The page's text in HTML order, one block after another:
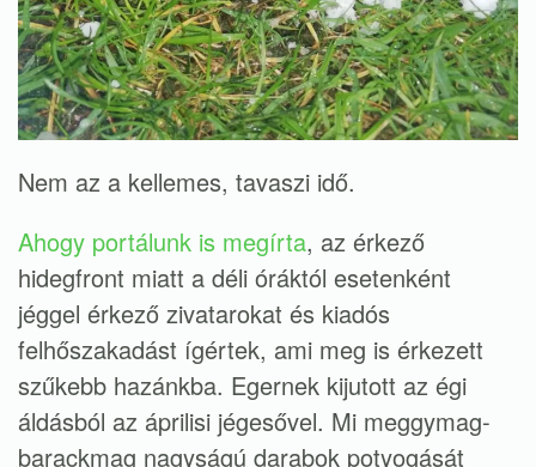
Nem az a kellemes, tavaszi idő.
Ahogy portálunk is megírta, az érkező
hidegfront miatt a déli óráktól esetenként
jéggel érkező zivatarokat és kiadós
felhőszakadást ígértek, ami meg is érkezett
szűkebb hazánkba. Egernek kijutott az égi
áldásból az áprilisi jégesővel. Mi meggymag-
barackmag nagyságú darabok potyogását